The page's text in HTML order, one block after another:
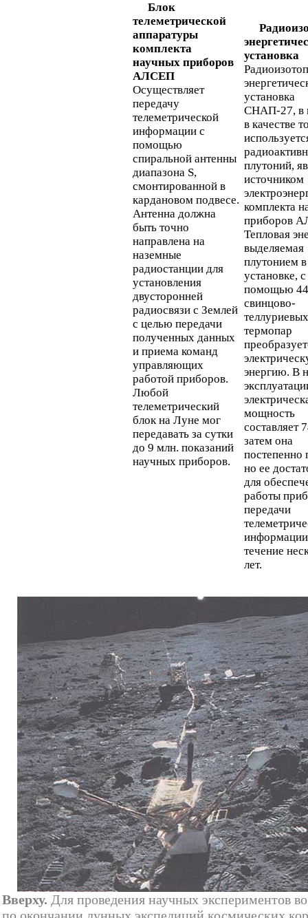
Блок
телеметрической
аппаратуры
комплекта
научных приборов
АЛСЕП
Осуществляет
передачу
телеметрической
информации с
помощью
спиральной антенны
диапазона S,
смонтированной в
кардановом подвесе.
Антенна должна
быть точно
направлена на
наземные
радиостанции для
установления
двусторонней
радиосвязи с Землей
с целью передачи
полученных данных
и приема команд
управляющих
работой приборов.
Любой
телеметрический
блок на Луне мог
передавать за сутки
до 9 млн. показаний
научных приборов.
установка
установка
СНАП-27, в
в качестве
плутоний,
источником
комплекта
приборов
Тепловая
выделяемая
плутонием в
установке, с
помощью
свинцово-
теллуриевых
термопар
энергию. В
мощность
составляет
затем она
постепенно
но ее
для
работы
передачи
течение
лет.
Вверху. Для проведения научных экспериментов